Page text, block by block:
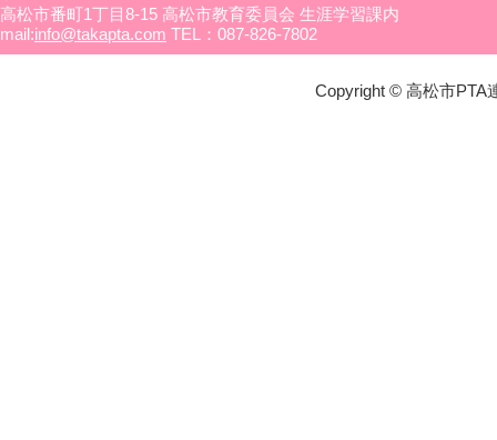
高松市番町1丁目8-15 高松市教育委員会 生涯学習課内
mail:info@takapta.com TEL：087-826-7802
Copyright © 高松市PTA